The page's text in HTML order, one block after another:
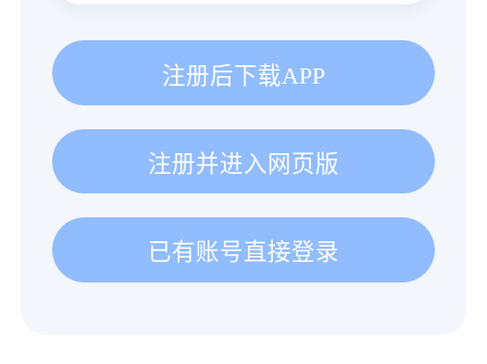
注册后下载APP
注册并进入网页版
已有账号直接登录